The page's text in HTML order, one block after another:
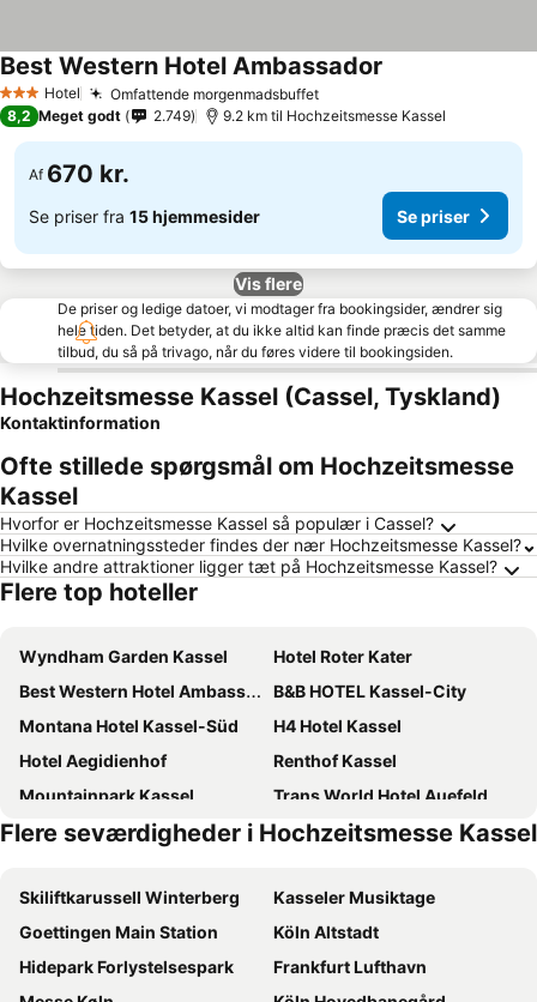
3 StjernerHotel Omfattende morgenmadsbuffet
Best Western Hotel Ambassador
8,2 Meget godt 2.749 9.2 km til Hochzeitsmesse Kassel
Af 670 kr.
Se priser fra 15 hjemmesider Se priser
Vis flere
De priser og ledige datoer, vi modtager fra bookingsider, ændrer sig
hele tiden. Det betyder, at du ikke altid kan finde præcis det samme
tilbud, du så på trivago, når du føres videre til bookingsiden.
Hochzeitsmesse Kassel (Cassel, Tyskland)
Kontaktinformation
Ofte stillede spørgsmål om Hochzeitsmesse
Kassel
Hvorfor er Hochzeitsmesse Kassel så populær i Cassel?
Hvilke overnatningssteder findes der nær Hochzeitsmesse Kassel?
Hvilke andre attraktioner ligger tæt på Hochzeitsmesse Kassel?
Flere top hoteller
Wyndham Garden Kassel
Hotel Roter Kater
Best Western Hotel Ambassador
B&B HOTEL Kassel-City
Montana Hotel Kassel-Süd
H4 Hotel Kassel
Hotel Aegidienhof
Renthof Kassel
Mountainpark Kassel
Trans World Hotel Auefeld
Adesso Hotel Kassel-Ihr Automatenhotel in Kassel
Hotel Deutscher Hof
B&B Hotel Kassel-Süd
TRYP By Wyndham Kassel City Centre
Golden Tulip Kassel Hotel Reiss
B&B HOTEL Kassel-Lohfelden
Hessenland Hotel by Stay Awesome
Parkhotel Emstaler Höhe
Flere seværdigheder i Hochzeitsmesse Kassel
Skiliftkarussell Winterberg
Kasseler Musiktage
Goettingen Main Station
Köln Altstadt
Hidepark Forlystelsespark
Frankfurt Lufthavn